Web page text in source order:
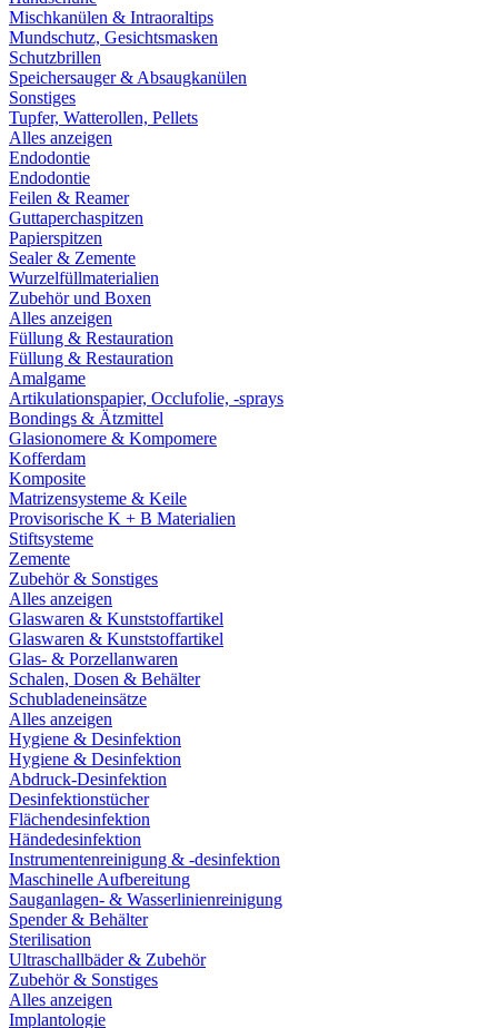
Mischkanülen & Intraoraltips
Mundschutz, Gesichtsmasken
Schutzbrillen
Speichersauger & Absaugkanülen
Sonstiges
Tupfer, Watterollen, Pellets
Alles anzeigen
Endodontie
Endodontie
Feilen & Reamer
Guttaperchaspitzen
Papierspitzen
Sealer & Zemente
Wurzelfüllmaterialien
Zubehör und Boxen
Alles anzeigen
Füllung & Restauration
Füllung & Restauration
Amalgame
Artikulationspapier, Occlufolie, -sprays
Bondings & Ätzmittel
Glasionomere & Kompomere
Kofferdam
Komposite
Matrizensysteme & Keile
Provisorische K + B Materialien
Stiftsysteme
Zemente
Zubehör & Sonstiges
Alles anzeigen
Glaswaren & Kunststoffartikel
Glaswaren & Kunststoffartikel
Glas- & Porzellanwaren
Schalen, Dosen & Behälter
Schubladeneinsätze
Alles anzeigen
Hygiene & Desinfektion
Hygiene & Desinfektion
Abdruck-Desinfektion
Desinfektionstücher
Flächendesinfektion
Händedesinfektion
Instrumentenreinigung & -desinfektion
Maschinelle Aufbereitung
Sauganlagen- & Wasserlinienreinigung
Spender & Behälter
Sterilisation
Ultraschallbäder & Zubehör
Zubehör & Sonstiges
Alles anzeigen
Implantologie